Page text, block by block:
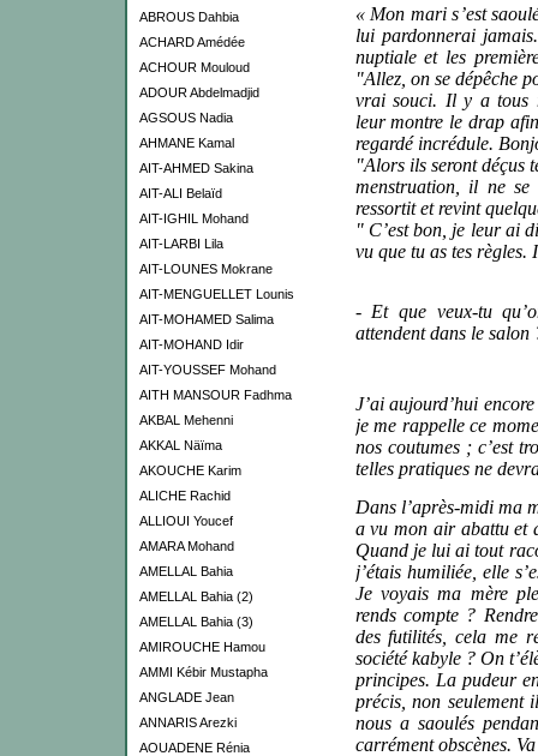
ABROUS Dahbia
ACHARD Amédée
ACHOUR Mouloud
ADOUR Abdelmadjid
AGSOUS Nadia
AHMANE Kamal
AIT-AHMED Sakina
AIT-ALI Belaïd
AIT-IGHIL Mohand
AIT-LARBI Lila
AIT-LOUNES Mokrane
AIT-MENGUELLET Lounis
AIT-MOHAMED Salima
AIT-MOHAND Idir
AIT-YOUSSEF Mohand
AITH MANSOUR Fadhma
AKBAL Mehenni
AKKAL Näïma
AKOUCHE Karim
ALICHE Rachid
ALLIOUI Youcef
AMARA Mohand
AMELLAL Bahia
AMELLAL Bahia (2)
AMELLAL Bahia (3)
AMIROUCHE Hamou
AMMI Kébir Mustapha
ANGLADE Jean
ANNARIS Arezki
AOUADENE Rénia
« Mon mari s’est
lui pardonnerai
nuptiale et les
"Allez, on se dépêche
vrai souci. Il y a tous
leur montre le drap
regardé incrédule.
"Alors ils seront déçus
menstruation, il ne
ressortit et revint
" C’est bon, je leur ai
vu que tu as tes règles.
- Et que veux-tu
attendent dans le salon
J’ai aujourd’hui
je me rappelle ce
nos coutumes ; c’est
telles pratiques ne
Dans l’après-midi ma
a vu mon air abattu et
Quand je lui ai tout
j’étais humiliée, elle
Je voyais ma mère
rends compte ?
des futilités, cela me
société kabyle ? On
principes. La pudeur
précis, non seulement
nous a saoulés
carrément obscènes.